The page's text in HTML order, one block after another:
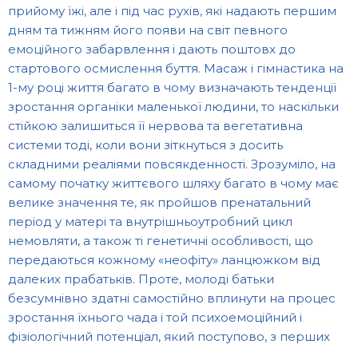
прийому їжі, але і під час рухів, які надають першим
дням та тижням його появи на світ певного
емоційного забарвлення і дають поштовх до
стартового осмислення буття. Масаж і гімнастика на
1-му році життя багато в чому визначають тенденції
зростання органіки маленької людини, то наскільки
стійкою залишиться її нервова та вегетативна
системи тоді, коли вони зіткнуться з досить
складними реаліями повсякденності. Зрозуміло, на
самому початку життєвого шляху багато в чому має
велике значення те, як пройшов пренатальний
період у матері та внутрішньоутробний цикл
немовляти, а також ті генетичні особливості, що
передаються кожному «неофіту» ланцюжком від
далеких прабатьків. Проте, молоді батьки
безсумнівно здатні самостійно вплинути на процес
зростання їхнього чада і той психоемоційний і
фізіологічний потенціал, який поступово, з перших